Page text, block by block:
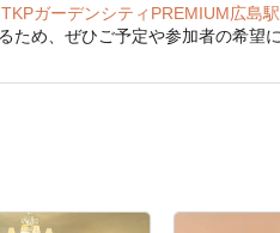
TKPガーデンシティPREMIUM広島
ため、ぜひご予定や参加者の希望